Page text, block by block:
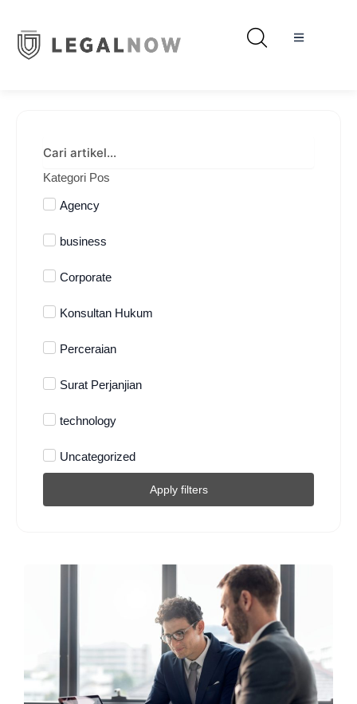
Kategori Pos
Agency
business
Corporate
Konsultan Hukum
Perceraian
Surat Perjanjian
technology
Uncategorized
Apply filters